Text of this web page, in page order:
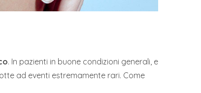
. In pazienti in buone condizioni generali, e
ad eventi estremamente rari. Come